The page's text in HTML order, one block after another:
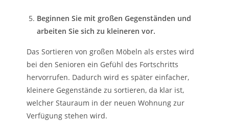
Beginnen Sie mit großen Gegenständen und
arbeiten Sie sich zu kleineren vor.
Das Sortieren von großen Möbeln als erstes wird
bei den Senioren ein Gefühl des Fortschritts
hervorrufen. Dadurch wird es später einfacher,
kleinere Gegenstände zu sortieren, da klar ist,
welcher Stauraum in der neuen Wohnung zur
Verfügung stehen wird.